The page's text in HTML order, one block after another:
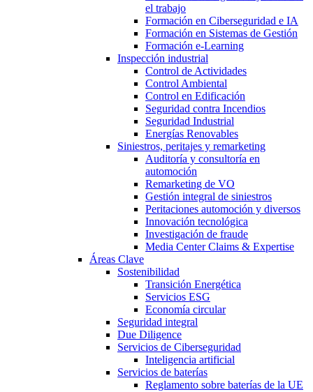
el trabajo
Formación en Ciberseguridad e IA
Formación en Sistemas de Gestión
Formación e-Learning
Inspección industrial
Control de Actividades
Control Ambiental
Control en Edificación
Seguridad contra Incendios
Seguridad Industrial
Energías Renovables
Siniestros, peritajes y remarketing
Auditoría y consultoría en
automoción
Remarketing de VO
Gestión integral de siniestros
Peritaciones automoción y diversos
Innovación tecnológica
Investigación de fraude
Media Center Claims & Expertise
Áreas Clave
Sostenibilidad
Transición Energética
Servicios ESG
Economía circular
Seguridad integral
Due Diligence
Servicios de Ciberseguridad
Inteligencia artificial
Servicios de baterías
Reglamento sobre baterías de la UE